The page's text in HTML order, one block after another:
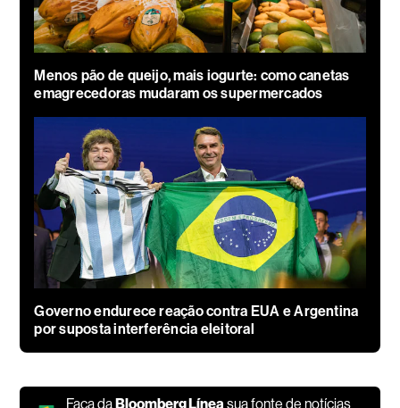
Menos pão de queijo, mais iogurte: como canetas
emagrecedoras mudaram os supermercados
Governo endurece reação contra EUA e Argentina
por suposta interferência eleitoral
Faça da Bloomberg Líneasua fonte de notícias